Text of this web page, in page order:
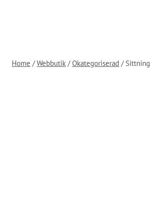
Home / Webbutik / Okategoriserad / Sittning